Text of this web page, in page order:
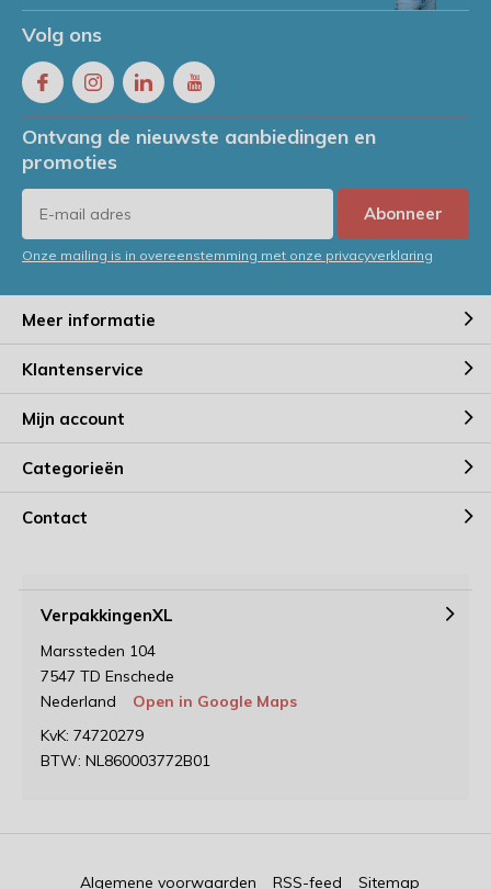
Volg ons
Ontvang de nieuwste aanbiedingen en
promoties
Abonneer
Onze mailing is in overeenstemming met onze privacyverklaring
Meer informatie
Klantenservice
Mijn account
Categorieën
Contact
VerpakkingenXL
Marssteden 104
7547 TD Enschede
Nederland
Open in Google Maps
KvK: 74720279
BTW: NL860003772B01
Algemene voorwaarden RSS-feed Sitemap